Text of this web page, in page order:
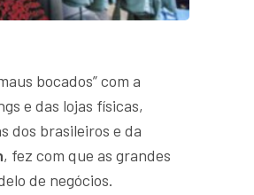
bocados” com a
e das lojas físicas,
dos brasileiros e da
, fez com que as grandes
de negócios.